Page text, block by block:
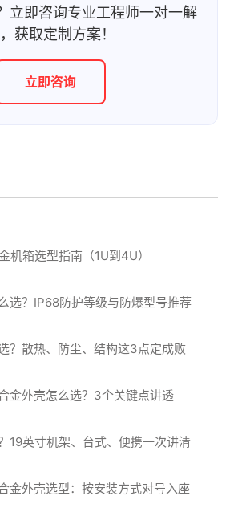
立即咨询专业工程师一对一解
获取定制方案！
立即咨询
机箱选型指南（1U到4U）
选？IP68防护等级与防爆型号推荐
？散热、防尘、结构这3点定成败
金外壳怎么选？3个关键点讲透
19英寸机架、台式、便携一次讲清
金外壳选型：按安装方式对号入座